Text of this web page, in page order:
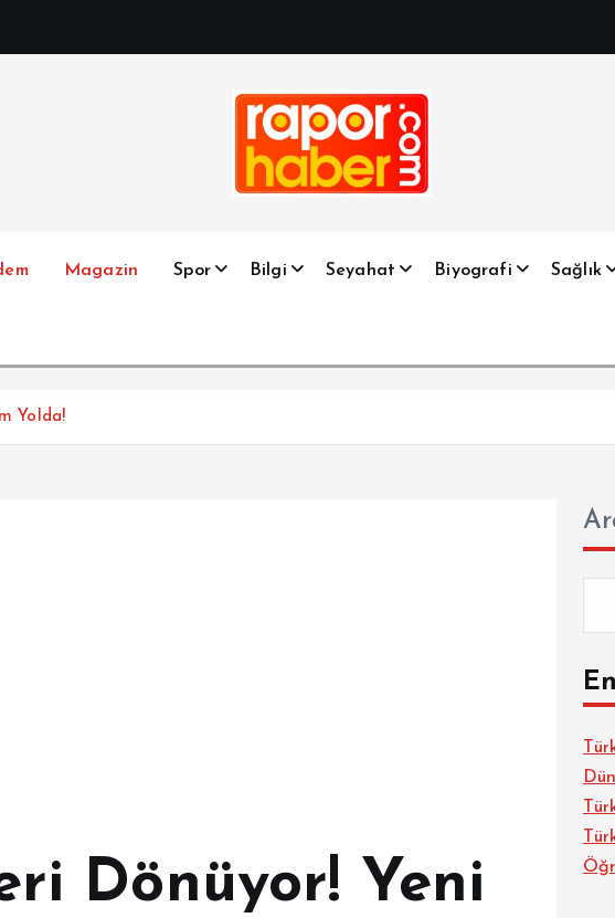
Magazin Spor Bilgi Seyahat Biyografi Sağlık
Yolda!
Dönüyor! Yeni